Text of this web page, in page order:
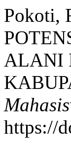
Pokoti,
ALANI
https://